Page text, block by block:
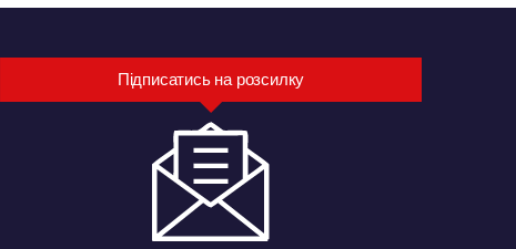
Підписатись на розсилку